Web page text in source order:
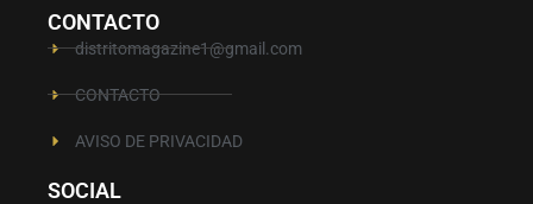
CONTACTO
distritomagazine1@gmail.com
CONTACTO
AVISO DE PRIVACIDAD
SOCIAL